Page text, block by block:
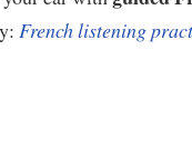
French listening